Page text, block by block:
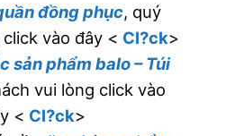
đồng phục, quý
vào đây < Cl?ck>
sản phẩm balo – Túi
vui lòng click vào
< Cl?ck>